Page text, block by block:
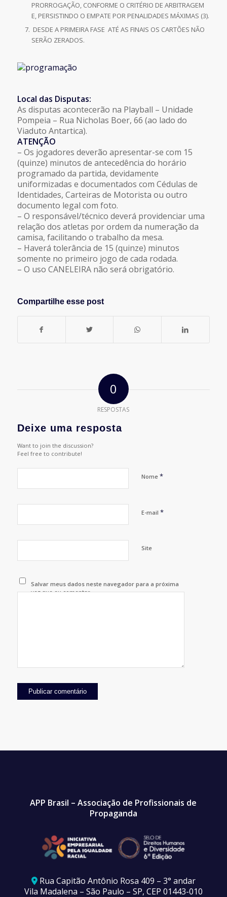
PRORROGAÇÃO, CONFORME O CRITÉRIO DE ARBITRAGEM
E, PERSISTINDO O EMPATE POR PENALIDADES MÁXIMAS (3).
DESDE A PRIMEIRA FASE ATÉ AS FINAIS OS CARTÕES NÃO
SERÃO ZERADOS.
Local das Disputas:
As disputas acontecerão na Playball – Unidade
Pompeia – Rua Nicholas Boer, 66 (ao lado do
Viaduto Antartica).
ATENÇÃO
– Os jogadores deverão apresentar-se com 15
(quinze) minutos de antecedência do horário
programado da partida, devidamente
uniformizadas e documentados com Cédulas de
Identidades, Carteiras de Motorista ou outro
documento legal com foto.
– O responsável/técnico deverá providenciar uma
relação dos atletas por ordem da numeração da
camisa, facilitando o trabalho da mesa.
– Haverá tolerância de 15 (quinze) minutos
somente no primeiro jogo de cada rodada.
– O uso CANELEIRA não será obrigatório.
Compartilhe esse post
0
RESPOSTAS
Deixe uma resposta
Want to join the discussion?
Feel free to contribute!
Nome *
E-mail *
Site
Salvar meus dados neste navegador para a próxima
vez que eu comentar.
APP Brasil – Associação de Profissionais de
Propaganda
Rua Capitão Antônio Rosa 409 – 3° andar
Vila Madalena – São Paulo – SP, CEP 01443-010